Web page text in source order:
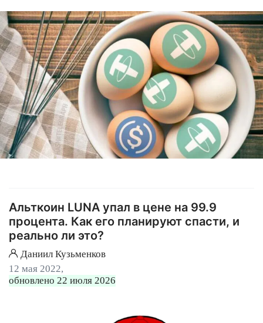
Альткоин LUNA упал в цене на 99.9
процента. Как его планируют спасти, и
реально ли это?
Даниил Кузьменков
12 мая 2022,
обновлено 22 июля 2026